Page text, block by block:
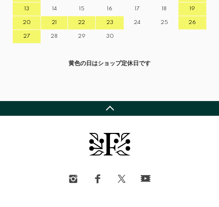
13 14 15 16 17 18 19
20 21 22 23 24 25 26
27 28 29 30
黄色の日はショップ定休日です